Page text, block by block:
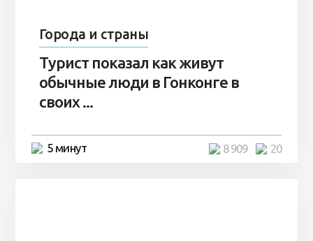
Города и страны
Турист показал как живут
обычные люди в Гонконге в
своих ...
5 минут 20
8 909